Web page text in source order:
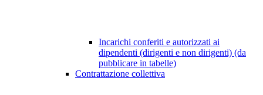
Incarichi conferiti e autorizzati ai
dipendenti (dirigenti e non dirigenti) (da
pubblicare in tabelle)
Contrattazione collettiva